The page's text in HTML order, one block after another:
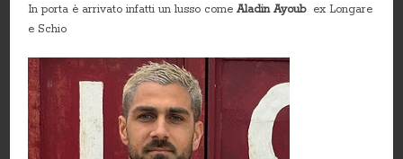
In porta è arrivato infatti un lusso come Aladin Ayoub ex Longare
e Schio